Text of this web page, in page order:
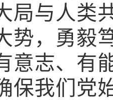
局与人类
势，勇毅
意志、有
保我们党